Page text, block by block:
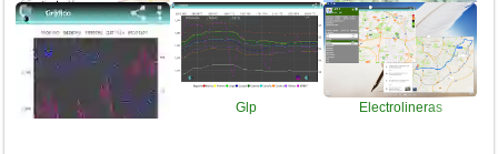
Glp Electrolineras